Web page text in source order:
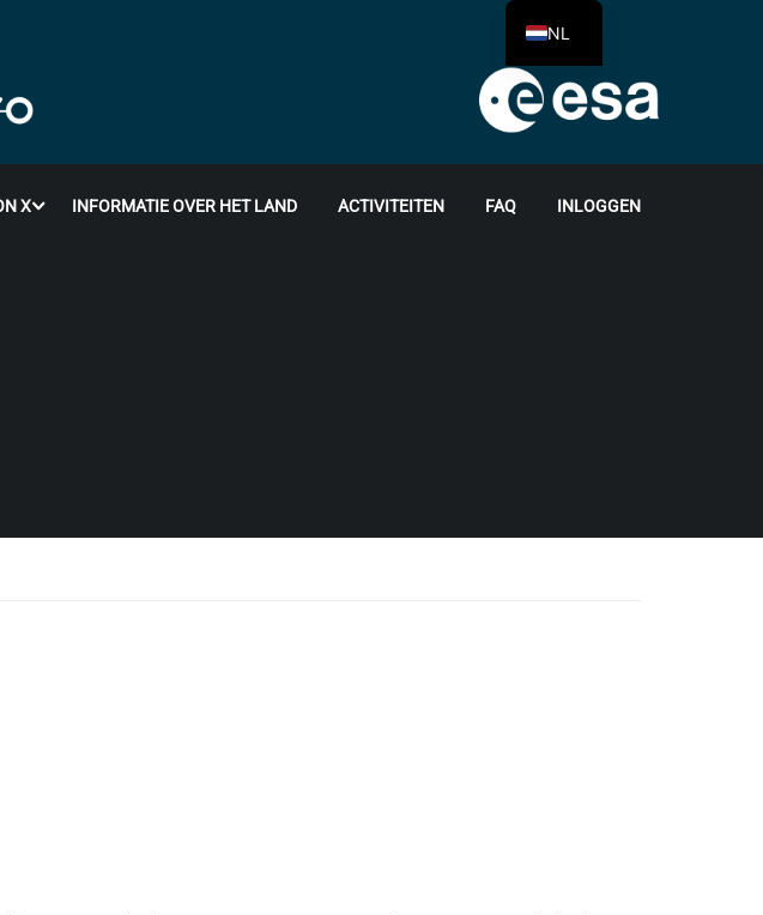
X INFORMATIE OVER HET LAND ACTIVITEITEN FAQ INLOGGEN
NL